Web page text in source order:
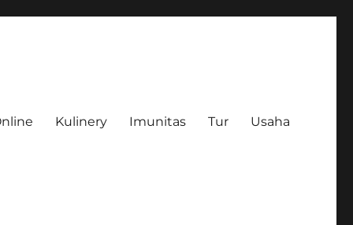
Kulinery Imunitas Tur Usaha